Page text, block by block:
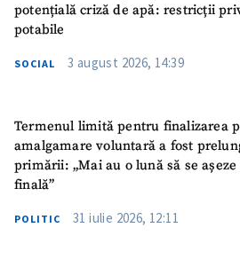
potențială criză de apă: restricții
potabile
SOCIAL 3 august 2026, 14:39
Termenul limită pentru finalizarea
amalgamare voluntară a fost
primării: „Mai au o lună să se
finală”
POLITIC 31 iulie 2026, 12:11